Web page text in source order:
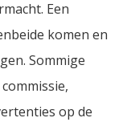
Een
komen en
Sommige
op de